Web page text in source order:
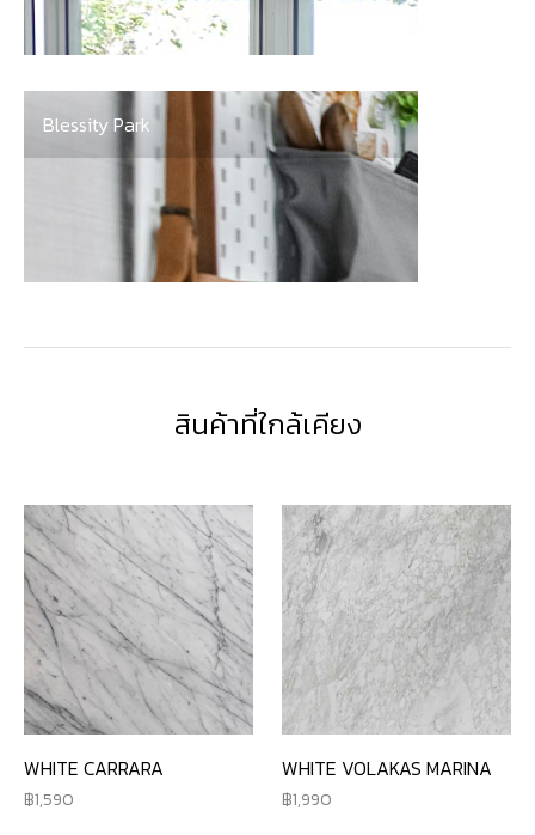
Blessity Park
สินค้าที่ใกล้เคียง
WHITE CARRARA
1,590
WHITE VOLAKAS MARINA
1,990